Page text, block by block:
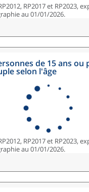
RP2017 et RP2023,
au 01/01/2026.
de 15 ans ou
selon l'âge
RP2017 et RP2023,
au 01/01/2026.